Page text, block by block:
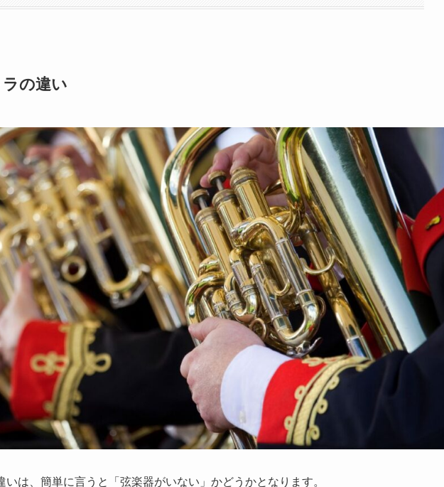
の違い
いは、簡単に言うと「弦楽器がいない」かどうかとなります。